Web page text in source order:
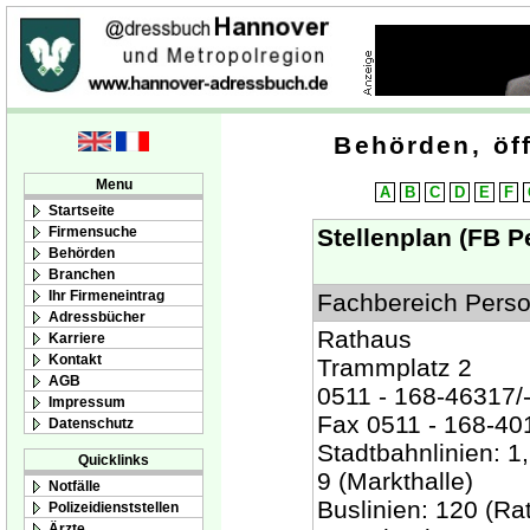
Menu
Startseite
Firmensuche
Behörden
Branchen
Ihr Firmeneintrag
Adressbücher
Karriere
Kontakt
AGB
Impressum
Datenschutz
Quicklinks
Notfälle
Polizeidienststellen
Behörden,
A B C D E F
Stellenplan (FB
Fachbereich
Rathaus
Trammplatz 2
0511 - 168-
Fax 0511 - 168-
Stadtbahnlinien:
9 (Markthalle)
Buslinien: 120